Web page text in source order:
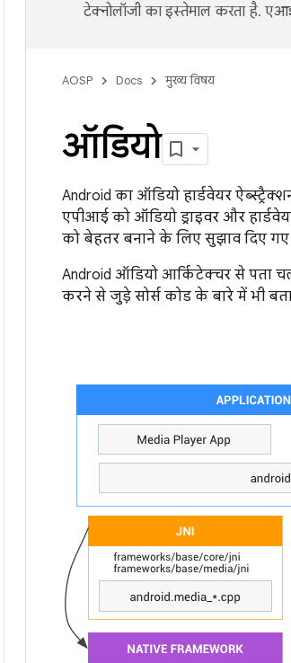
टेक्नोलॉजी का इस्तेमाल करता है.
AOSP Docs मुख्य विषय
ऑडियो
Android का ऑडियो हार्डवेयर
एपीआई को ऑडियो ड्राइवर और
को बेहतर बनाने के लिए सुझाव दिए गए
Android ऑडियो आर्किटेक्चर से पता
करने से जुड़े सोर्स कोड के बारे में भी